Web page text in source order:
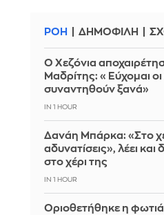
ΡΟΗ ΔΗΜΟΦΙΛΗ
Ο Χεζόνια
Μαδρίτης: «Εύχομαι
συναντηθούν ξανά»
IN 1 HOUR
Δανάη Μπάρκα: «Στο
αδυνατίσεις», λέει και
στο χέρι της
IN 1 HOUR
Οριοθετήθηκε η